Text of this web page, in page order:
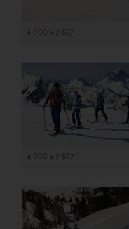
4 000 x 2 667
4 000 x 2 667